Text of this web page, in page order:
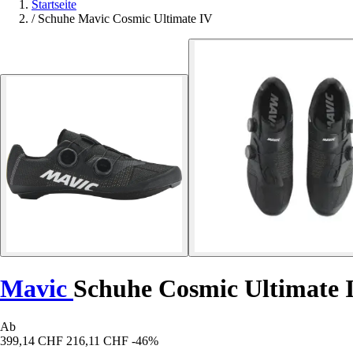
Startseite
/ Schuhe Mavic Cosmic Ultimate IV
Mavic Schuhe Cosmic Ultimate
Ab
399,14 CHF 216,11 CHF -46%